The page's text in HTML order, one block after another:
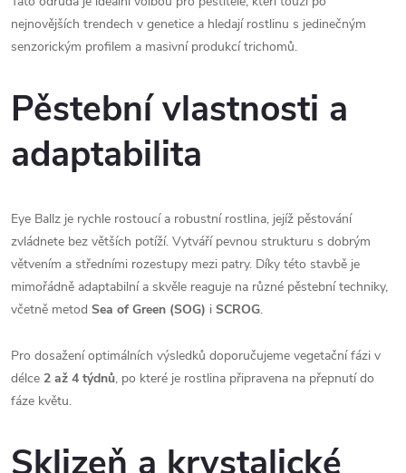
nejnovějších trendech v genetice a hledají rostlinu s jedinečným
senzorickým profilem a masivní produkcí trichomů.
Pěstební vlastnosti a
adaptabilita
Eye Ballz je rychle rostoucí a robustní rostlina, jejíž pěstování
zvládnete bez větších potíží. Vytváří pevnou strukturu s dobrým
větvením a středními rozestupy mezi patry. Díky této stavbě je
mimořádně adaptabilní a skvěle reaguje na různé pěstební techniky,
včetně metod Sea of Green (SOG) i SCROG.
Pro dosažení optimálních výsledků doporučujeme vegetační fázi v
délce 2 až 4 týdnů, po které je rostlina připravena na přepnutí do
fáze květu.